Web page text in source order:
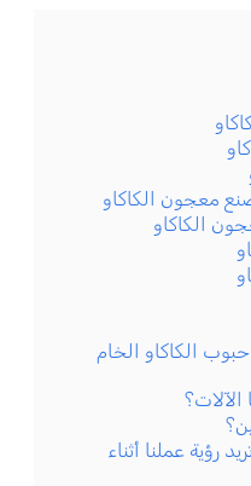
معجون الكاكاو
الكاكاو
الكاكاو الخام
الآلات؟
رؤية عملنا أثناء